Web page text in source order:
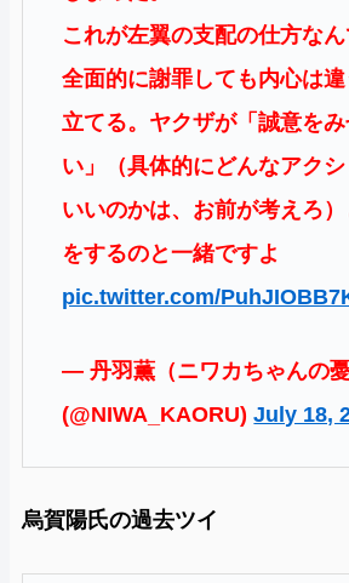
これが左翼の支配の仕方なん
全面的に謝罪しても内心は
立てる。ヤクザが「誠意を
い」（具体的にどんなアク
いいのかは、お前が考えろ
をするのと一緒ですよ
pic.twitter.com/
— 丹羽薫（ニワカちゃんの憂
(@NIWA_KAORU)July 18,
烏賀陽氏の過去ツイ